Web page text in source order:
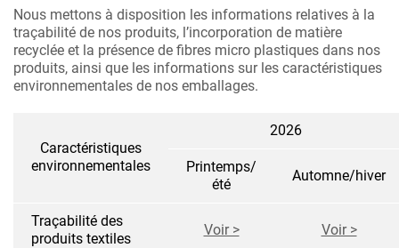
Nous mettons à disposition les informations relatives à la
traçabilité de nos produits, l’incorporation de matière
recyclée et la présence de fibres micro plastiques dans nos
produits, ainsi que les informations sur les caractéristiques
environnementales de nos emballages.
Caractéristiques
environnementales
2026
Printemps/
été
Automne/hiver
Traçabilité des
produits textiles
Voir > Voir >